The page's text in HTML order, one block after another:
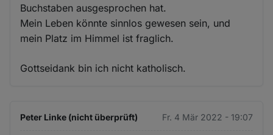
Buchstaben ausgesprochen hat.
Mein Leben könnte sinnlos gewesen sein, und
mein Platz im Himmel ist fraglich.
Gottseidank bin ich nicht katholisch.
Peter Linke (nicht überprüft) Fr. 4 Mär 2022 - 19:07